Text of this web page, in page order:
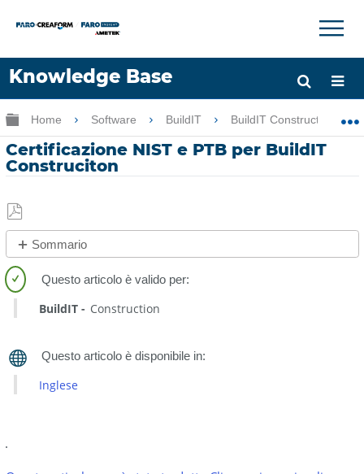
Knowledge Base
Lingua
Chiedere aiuto Accesso
×
Ingrandisci/riduci gerarchia globale
Home Software BuildIT BuildIT Construction
Certificazione NIST e PTB per BuildIT
Construciton
Salva
come
PDF
Sommario
No
intestazioni
BuildIT Construction
Inglese